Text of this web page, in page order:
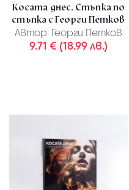
Косата днес. Стъпка по
стъпка с Георги Петков
Автор: Георги Петков
9.71 € (18.99 лв.)